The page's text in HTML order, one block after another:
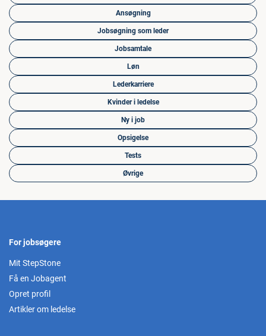
Ansøgning
Jobsøgning som leder
Jobsamtale
Løn
Lederkarriere
Kvinder i ledelse
Ny i job
Opsigelse
Tests
Øvrige
For jobsøgere
Mit StepStone
Få en Jobagent
Opret profil
Artikler om ledelse